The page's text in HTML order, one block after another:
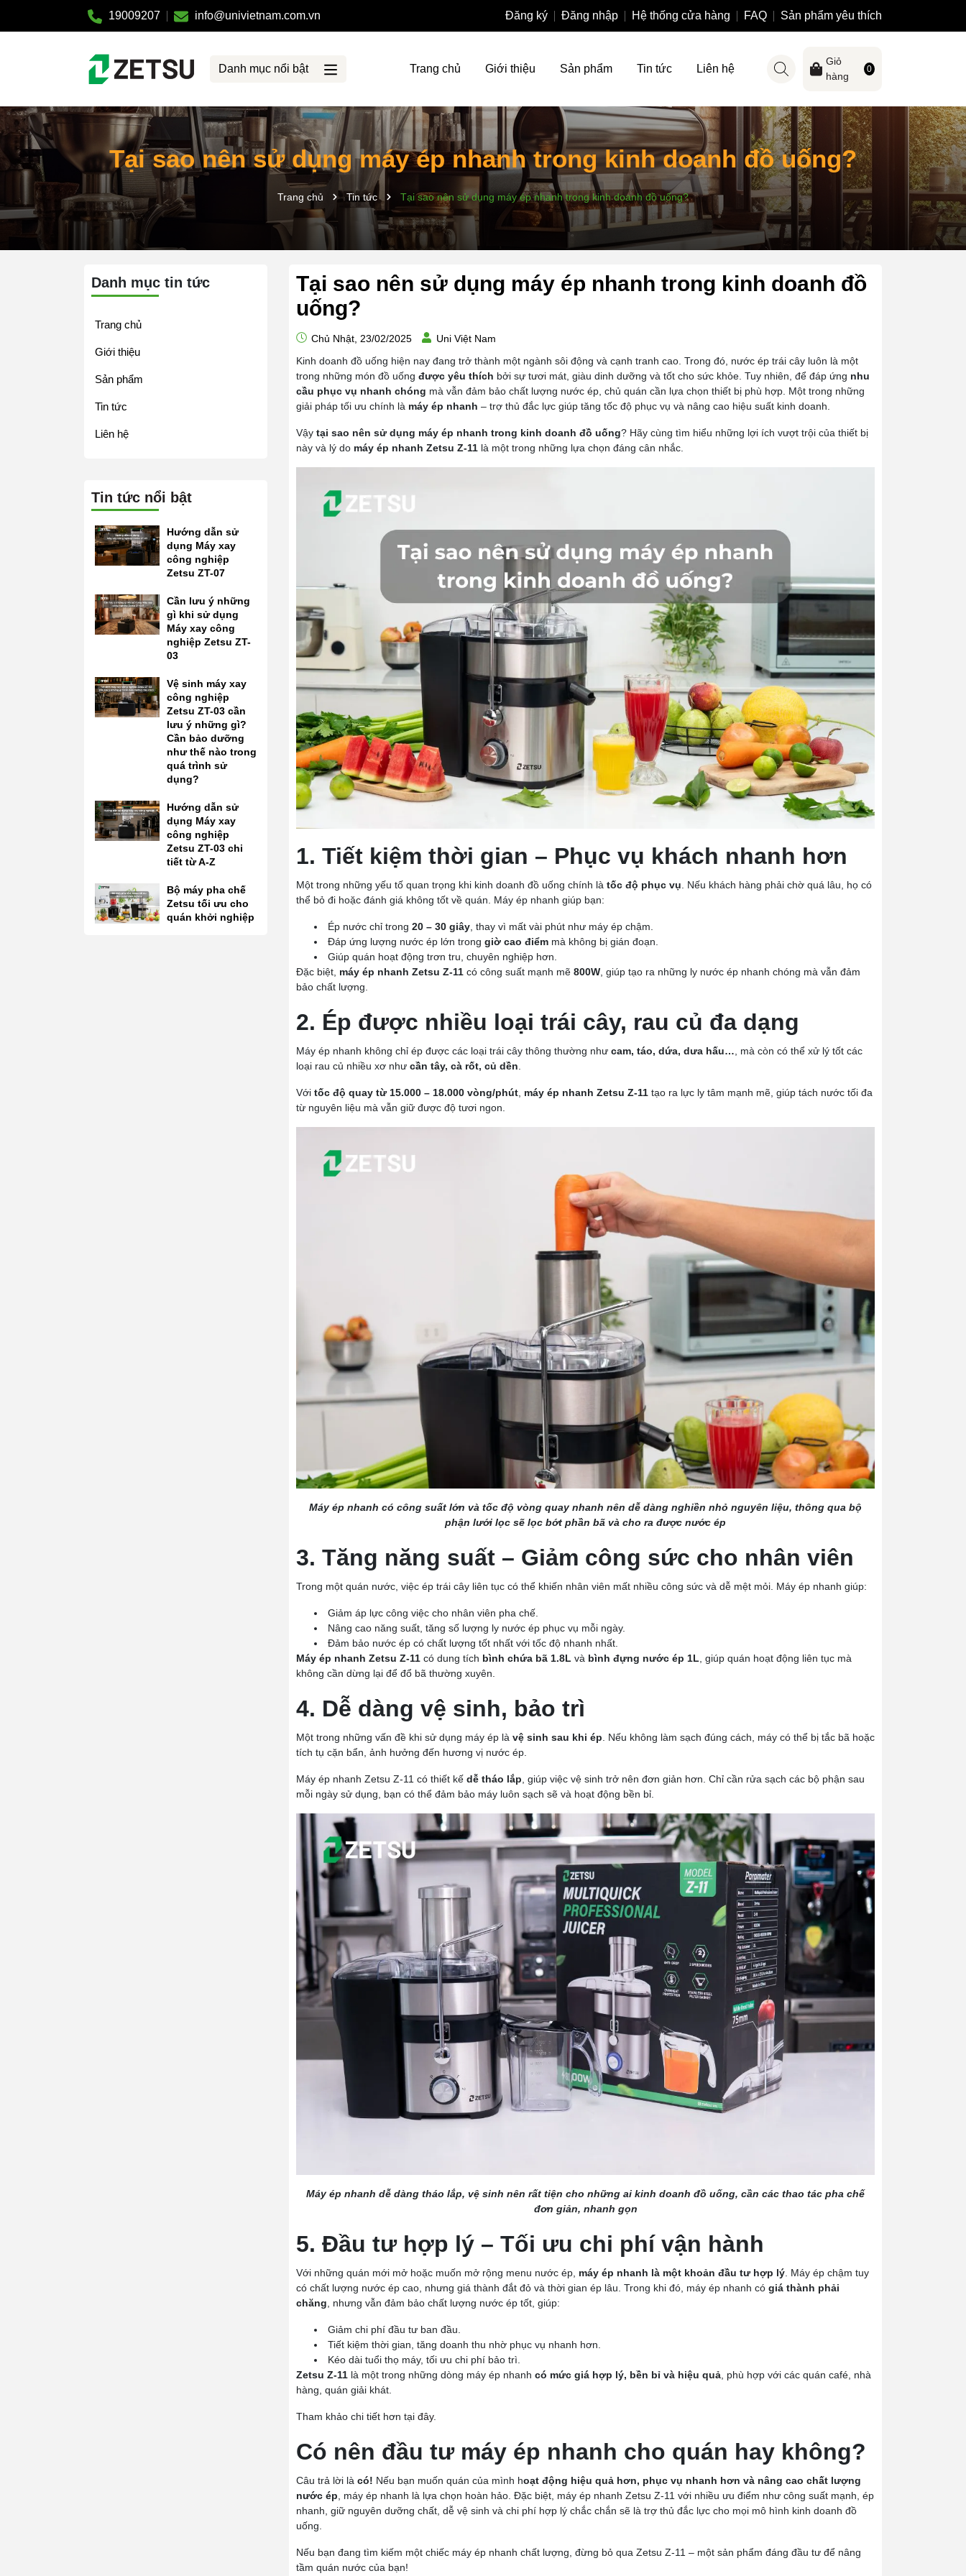
19009207 info@univietnam.com.vn Đăng ký Đăng nhập Hệ thống cửa hàng FAQ Sản phẩm yêu thích
Danh mục nổi bật Trang chủ Giới thiệu Sản phẩm Tin tức Liên hệ
Giỏ
hàng
0
Tại sao nên sử dụng máy ép nhanh trong kinh doanh đồ uống?
Trang chủ Tin tức Tại sao nên sử dụng máy ép nhanh trong kinh doanh đồ uống?
Tại sao nên sử dụng máy ép nhanh trong kinh doanh đồ
uống?
Chủ Nhật, 23/02/2025
Uni Việt Nam
Kinh doanh đồ uống hiện nay đang trở thành một ngành sôi động và cạnh tranh cao. Trong đó, nước ép trái cây luôn là một
trong những món đồ uống được yêu thích bởi sự tươi mát, giàu dinh dưỡng và tốt cho sức khỏe. Tuy nhiên, để đáp ứng nhu
cầu phục vụ nhanh chóng mà vẫn đảm bảo chất lượng nước ép, chủ quán cần lựa chọn thiết bị phù hợp. Một trong những
giải pháp tối ưu chính là máy ép nhanh – trợ thủ đắc lực giúp tăng tốc độ phục vụ và nâng cao hiệu suất kinh doanh.
Vậy tại sao nên sử dụng máy ép nhanh trong kinh doanh đồ uống? Hãy cùng tìm hiểu những lợi ích vượt trội của thiết bị
này và lý do máy ép nhanh Zetsu Z-11 là một trong những lựa chọn đáng cân nhắc.
1. Tiết kiệm thời gian – Phục vụ khách nhanh hơn
Một trong những yếu tố quan trọng khi kinh doanh đồ uống chính là tốc độ phục vụ . Nếu khách hàng phải chờ quá lâu, họ có
thể bỏ đi hoặc đánh giá không tốt về quán. Máy ép nhanh giúp bạn:
Ép nước chỉ trong 20 – 30 giây , thay vì mất vài phút như máy ép chậm.
Đáp ứng lượng nước ép lớn trong giờ cao điểm mà không bị gián đoạn.
Giúp quán hoạt động trơn tru, chuyên nghiệp hơn.
Đặc biệt, máy ép nhanh Zetsu Z-11 có công suất mạnh mẽ 800W , giúp tạo ra những ly nước ép nhanh chóng mà vẫn đảm
bảo chất lượng.
2. Ép được nhiều loại trái cây, rau củ đa dạng
Máy ép nhanh không chỉ ép được các loại trái cây thông thường như cam, táo, dứa, dưa hấu… , mà còn có thể xử lý tốt các
loại rau củ nhiều xơ như cần tây, cà rốt, củ dền
Với tốc độ quay từ 15.000 – 18.000 vòng/phút máy ép nhanh Zetsu Z-11 tạo ra lực ly tâm mạnh mẽ, giúp tách nước tối đa
từ nguyên liệu mà vẫn giữ được độ tươi ngon.
Máy ép nhanh có công suất lớn và tốc độ vòng quay nhanh nên dễ dàng nghiền nhỏ nguyên liệu, thông qua bộ
phận lưới lọc sẽ lọc bớt phần bã và cho ra được nước ép
3. Tăng năng suất – Giảm công sức cho nhân viên
Trong một quán nước, việc ép trái cây liên tục có thể khiến nhân viên mất nhiều công sức và dễ mệt mỏi. Máy ép nhanh giúp:
Giảm áp lực công việc cho nhân viên pha chế.
Nâng cao năng suất, tăng số lượng ly nước ép phục vụ mỗi ngày.
Đảm bảo nước ép có chất lượng tốt nhất với tốc độ nhanh nhất.
Máy ép nhanh Zetsu Z-11 có dung tích bình chứa bã 1.8L và bình đựng nước ép 1L, giúp quán hoạt động liên tục mà
không cần dừng lại để đổ bã thường xuyên.
4. Dễ dàng vệ sinh, bảo trì
Một trong những vấn đề khi sử dụng máy ép là vệ sinh sau khi ép. Nếu không làm sạch đúng cách, máy có thể bị tắc bã hoặc
tích tụ cặn bẩn, ảnh hưởng đến hương vị nước ép.
Máy ép nhanh Zetsu Z-11 có thiết kế dễ tháo lắp, giúp việc vệ sinh trở nên đơn giản hơn. Chỉ cần rửa sạch các bộ phận sau
mỗi ngày sử dụng, bạn có thể đảm bảo máy luôn sạch sẽ và hoạt động bền bỉ.
Máy ép nhanh dễ dàng tháo lắp, vệ sinh nên rất tiện cho những ai kinh doanh đồ uống, cần các thao tác pha chế
đơn giản, nhanh gọn
5. Đầu tư hợp lý – Tối ưu chi phí vận hành
Với những quán mới mở hoặc muốn mở rộng menu nước ép, máy ép nhanh là một khoản đầu tư hợp lý. Máy ép chậm tuy
có chất lượng nước ép cao, nhưng giá thành đắt đỏ và thời gian ép lâu. Trong khi đó, máy ép nhanh có giá thành phải
chăng, nhưng vẫn đảm bảo chất lượng nước ép tốt, giúp:
Giảm chi phí đầu tư ban đầu.
Tiết kiệm thời gian, tăng doanh thu nhờ phục vụ nhanh hơn.
Kéo dài tuổi thọ máy, tối ưu chi phí bảo trì.
Zetsu Z-11 là một trong những dòng máy ép nhanh có mức giá hợp lý, bền bỉ và hiệu quả, phù hợp với các quán café, nhà
hàng, quán giải khát.
Tham khảo chi tiết hơn tại đây.
Có nên đầu tư máy ép nhanh cho quán hay không?
Câu trả lời là có! Nếu bạn muốn quán của mình hoạt động hiệu quả hơn, phục vụ nhanh hơn và nâng cao chất lượng
nước ép, máy ép nhanh là lựa chọn hoàn hảo. Đặc biệt, máy ép nhanh Zetsu Z-11 với nhiều ưu điểm như công suất mạnh, ép
nhanh, giữ nguyên dưỡng chất, dễ vệ sinh và chi phí hợp lý chắc chắn sẽ là trợ thủ đắc lực cho mọi mô hình kinh doanh đồ
uống.
Nếu bạn đang tìm kiếm một chiếc máy ép nhanh chất lượng, đừng bỏ qua Zetsu Z-11 – một sản phẩm đáng đầu tư để nâng
tầm quán nước của bạn!
Danh mục tin tức
Trang chủ
Giới thiệu
Sản phẩm
Tin tức
Liên hệ
Tin tức nổi bật
Hướng dẫn sử
dụng Máy xay
công nghiệp
Zetsu ZT-07
Cần lưu ý những
gì khi sử dụng
Máy xay công
nghiệp Zetsu ZT-
03
Vệ sinh máy xay
công nghiệp
Zetsu ZT-03 cần
lưu ý những gì?
Cần bảo dưỡng
như thế nào trong
quá trình sử
dụng?
Hướng dẫn sử
dụng Máy xay
công nghiệp
Zetsu ZT-03 chi
tiết từ A-Z
Bộ máy pha chế
Zetsu tối ưu cho
quán khởi nghiệp